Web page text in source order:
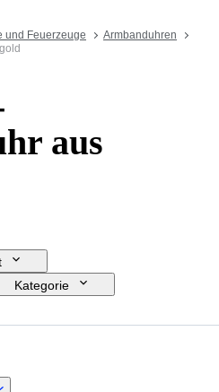
und Feuerzeuge
Armbanduhren
aus
Kategorie